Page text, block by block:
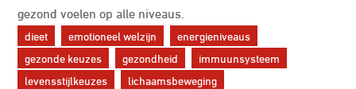
gezond voelen op alle niveaus.
dieet emotioneel welzijn
energieniveaus
gezonde keuzes
gezondheid
immuunsysteem
levensstijlkeuzes
lichaamsbeweging